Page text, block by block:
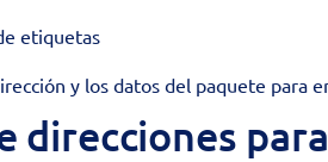
etiquetas
y los datos del paquete para
direcciones